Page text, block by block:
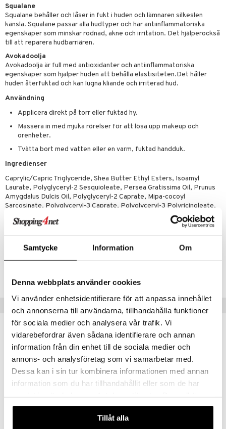
Samtycke Information Om
Denna webbplats använder cookies
Vi använder enhetsidentifierare för att anpassa innehållet
och annonserna till användarna, tillhandahålla funktioner
för sociala medier och analysera vår trafik. Vi
vidarebefordrar även sådana identifierare och annan
information från din enhet till de sociala medier och
annons- och analysföretag som vi samarbetar med.
Dessa kan i sin tur kombinera informationen med annan
information som du har tillhandahållit eller som de har
våra cookies vid fortsatt användande av vår webbplats.
Tillåt alla
Squalane
Squalane behåller och låser in fukt i huden och lämnaren silkeslen
känsla. Squalane passar alla hudtyper och har antiinflammatoriska
egenskaper som minskar rodnad, akne och irritation. Det hjälperockså
till att reparera hudbarriären.
Avokadoolja
Avokadoolja är full med antioxidanter och antiinflammatoriska
egenskaper som hjälper huden att behålla elastisiteten.Det håller
huden återfuktad och kan lugna kliande och irriterad hud.
Användning
Applicera direkt på torr eller fuktad hy.
Massera in med mjuka rörelser för att lösa upp makeup och
orenheter.
Tvätta bort med vatten eller en varm, fuktad handduk.
Ingredienser
Caprylic/Capric Triglyceride, Shea Butter Ethyl Esters, Isoamyl
Laurate, Polyglyceryl-2 Sesquioleate, Persea Gratissima Oil, Prunus
Amygdalus Dulcis Oil, Polyglyceryl-2 Caprate, Mipa-cocoyl
Sarcosinate, Polyglyceryl-3 Caprate, Polyglyceryl-3 Polyricinoleate,
Polyglyceryl-3 Diisostearate, Tocopheryl Acetate, Squalane,
Limnanthes Alba Seed Oil, Cocos Nucifera Oil, Parfum, Tocopherol,
Artikelnr
Populära produkter
kampanj
& Baby
& Mustasch
de toilette
10
1: Rengöring
2: Exfoliering
3: Fukt
och masker
och kroppsvård
och läppvård
up penslar
Elixir
Happy
Happy For Men
till män
och skydd
och rengöring
svar